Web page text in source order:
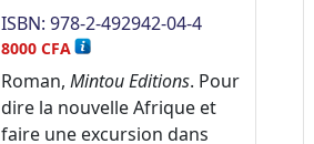
ISBN:978-2-492942-04-4
8000CFA
Roman,Mintou Editions. Pour
dire la nouvelle Afrique et
faire une excursion dans